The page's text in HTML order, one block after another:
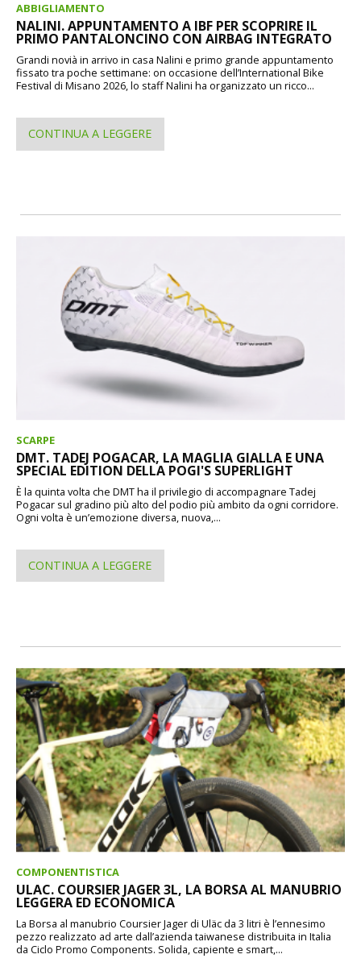
ABBIGLIAMENTO
NALINI. APPUNTAMENTO A IBF PER SCOPRIRE IL
PRIMO PANTALONCINO CON AIRBAG INTEGRATO
Grandi novià in arrivo in casa Nalini e primo grande appuntamento
fissato tra poche settimane: on occasione dell’International Bike
Festival di Misano 2026, lo staff Nalini ha organizzato un ricco...
CONTINUA A LEGGERE
SCARPE
DMT. TADEJ POGACAR, LA MAGLIA GIALLA E UNA
SPECIAL EDITION DELLA POGI'S SUPERLIGHT
È la quinta volta che DMT ha il privilegio di accompagnare Tadej
Pogacar sul gradino più alto del podio più ambito da ogni corridore.
Ogni volta è un’emozione diversa, nuova,...
CONTINUA A LEGGERE
COMPONENTISTICA
ULAC. COURSIER JAGER 3L, LA BORSA AL MANUBRIO
LEGGERA ED ECONOMICA
La Borsa al manubrio Coursier Jager di Uläc da 3 litri è l’ennesimo
pezzo realizzato ad arte dall’azienda taiwanese distribuita in Italia
da Ciclo Promo Components. Solida, capiente e smart,...